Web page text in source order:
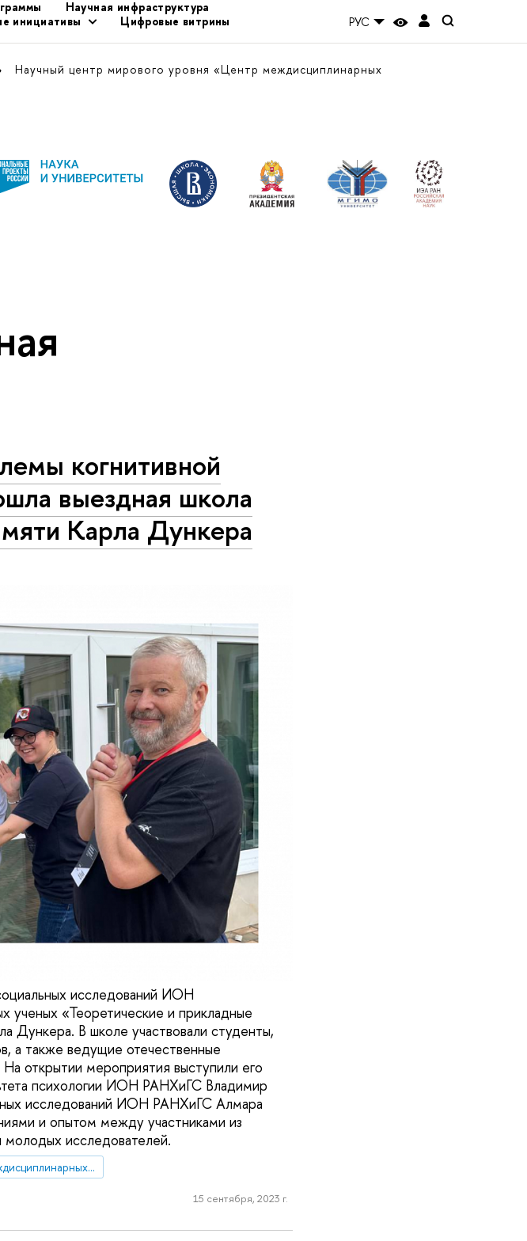
Научная инфраструктура
инициативы
Цифровые витрины
РУС
Научный центр мирового уровня «Центр междисциплинарных
когнитивной
выездная школа
Карла Дункера
исследований ИОН
«Теоретические и прикладные
Дункера. В школе участвовали студенты,
а также ведущие отечественные
открытии мероприятия выступили его
психологии ИОН РАНХиГС Владимир
исследований ИОН РАНХиГС Алмара
и опытом между участниками из
молодых исследователей.
НЦМУ "Центр междисциплинарных исследований человеческого потенциала"
15 сентября, 2023 г.